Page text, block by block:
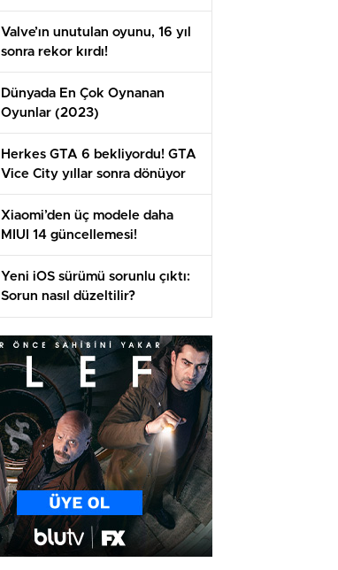
Valve’ın unutulan oyunu, 16 yıl
sonra rekor kırdı!
Dünyada En Çok Oynanan
Oyunlar (2023)
Herkes GTA 6 bekliyordu! GTA
Vice City yıllar sonra dönüyor
Xiaomi’den üç modele daha
MIUI 14 güncellemesi!
Yeni iOS sürümü sorunlu çıktı:
Sorun nasıl düzeltilir?